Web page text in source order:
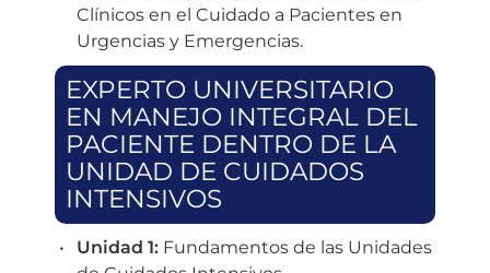
Clínicos en el Cuidado a Pacientes en
Urgencias y Emergencias.
EXPERTO UNIVERSITARIO
EN MANEJO INTEGRAL DEL
PACIENTE DENTRO DE LA
UNIDAD DE CUIDADOS
INTENSIVOS
Unidad 1: Fundamentos de las Unidades